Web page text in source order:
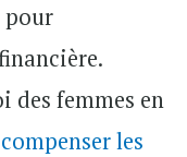
pour
des femmes en
les